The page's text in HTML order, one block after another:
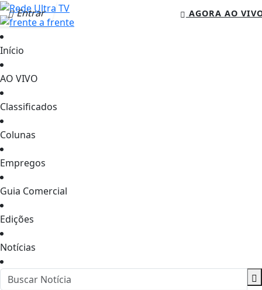
Entrar AGORA AO
Início
AO VIVO
Classificados
Colunas
Empregos
Guia Comercial
Edições
Notícias